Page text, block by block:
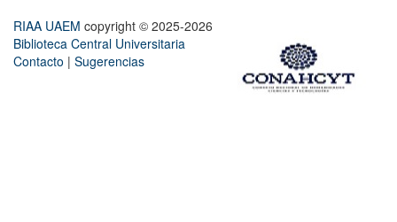
RIAA UAEM copyright © 2025-2026
Biblioteca Central Universitaria
Contacto | Sugerencias